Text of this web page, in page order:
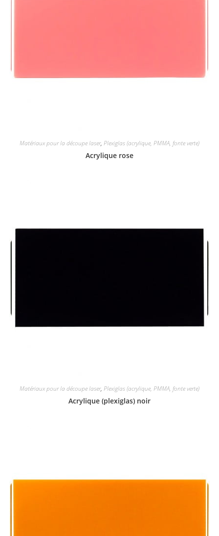
Matériaux pour la découpe laser, Plexiglas (acrylique, PMMA, fonte verte)
Acrylique rose
Matériaux pour la découpe laser, Plexiglas (acrylique, PMMA, fonte verte)
Acrylique (plexiglas) noir